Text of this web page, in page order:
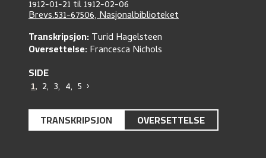
1912-01-21 til 1912-02-06
Brevs.531-67506, Nasjonalbiblioteket
Transkripsjon:Turid Hagelsteen
Oversettelse:Francesca Nichols
SIDE
1, 2, 3, 4, 5 ›
TRANSKRIPSJON OVERSETTELSE